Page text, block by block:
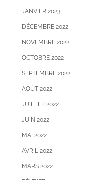
JANVIER 2023
DÉCEMBRE 2022
NOVEMBRE 2022
OCTOBRE 2022
SEPTEMBRE 2022
AOÛT 2022
JUILLET 2022
JUIN 2022
MAI 2022
AVRIL 2022
MARS 2022